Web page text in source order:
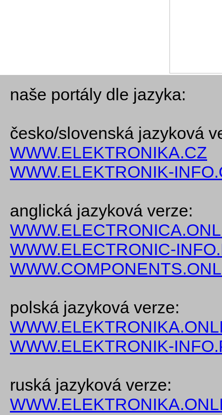
naše portály dle jazyka:
česko/slovenská jazyková
WWW.ELEKTRONIKA.CZ
WWW.ELEKTRONIK-
anglická jazyková verze:
WWW.ELECTRONIC-
polská jazyková verze:
WWW.ELEKTRONIK-
ruská jazyková verze: